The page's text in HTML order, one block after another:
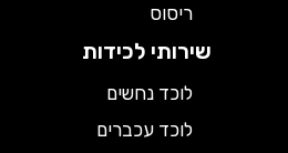
ריסוס
שירותי לכידות
לוכד נחשים
לוכד עכברים